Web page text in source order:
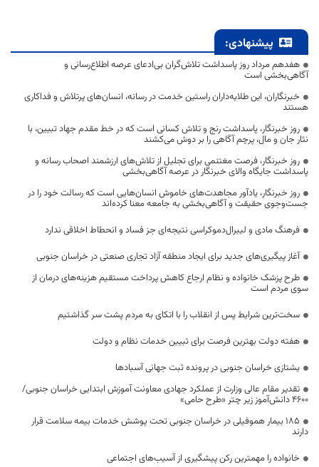
پیشنهادی:
هفدهم مرداد روز پاسداشت تلاش‌گران بی‌ادعای عرصه اطلاع‌رسانی و
آگاهی‌بخشی است
خبرنگاران، این طلایه‌داران راستین خدمت در رسانه، انسان‌های پرتلاش و فداکاری
هستند
روز خبرنگار، پاسداشت رنج و تلاش کسانی است که در خط مقدم جهاد تبیین، با
نثار جان و مال، پرچم آگاهی را بر دوش می‌کشند
روز خبرنگار، فرصت مغتنمی برای تجلیل از تلاش‌های ارزشمند اصحاب رسانه و
پاسداشت جایگاه والای خبرنگار در عرصه آگاهی‌بخشی
روز خبرنگار، یادآور مجاهدت‌های خاموش انسان‌هایی است که رسالت خود را در
جست‌وجوی حقیقت و آگاهی‌بخشی به جامعه معنا کرده‌اند
فرهنگ مادی و لیبرال‌دموکراسی نتیجه‌ای جز فساد و انحطاط اخلاقی ندارد
آغاز پیگیری‌های جدید برای ایجاد منطقه آزاد تجاری صنعتی در خراسان جنوبی
طرح پزشک خانواده و نظام ارجاع کاهش پرداخت مستقیم هزینه‌های درمان از
سوی مردم است
سخت‌ترین شرایط پس از انقلاب را با اتکای به مردم پشت سر گذاشتیم
هفته دولت بهترین فرصت برای تبیین خدمات نظام و دولت
یشتازی خراسان جنوبی در پرونده ثبت جهانی آسبادها
تقدیر مقام عالی وزارت از عملکرد جهادی معاونت آموزش ابتدایی خراسان جنوبی/
۴۶۰۰ دانش‌آموز زیر چتر «طرح حامی»
۱۸۵ بیمار هموفیلی در خراسان جنوبی تحت پوشش خدمات بیمه سلامت قرار
دارند
خانواده را مهمترین رکن پیشگیری از آسیب‌های اجتماعی